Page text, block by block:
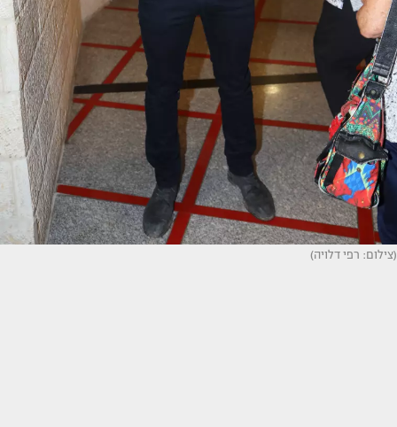
(צילום: רפי דלויה)